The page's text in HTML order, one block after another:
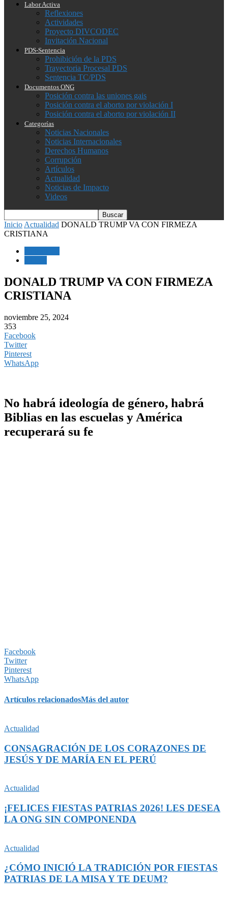
Labor Activa
Reflexiones
Actividades
Proyecto DIVCODEC
Invitación Nacional
PDS-Sentencia
Prohibición de la PDS
Trayectoria Procesal PDS
Sentencia TC/PDS
Documentos ONG
Posición contra las uniones gais
Posición contra el aborto por violación I
Posición contra el aborto por violación II
Categorías
Noticias Nacionales
Noticias Internacionales
Derechos Humanos
Corrupción
Artículos
Actualidad
Noticias de Impacto
Videos
Inicio Actualidad DONALD TRUMP VA CON FIRMEZA
CRISTIANA
DONALD TRUMP VA CON FIRMEZA
CRISTIANA
noviembre 25, 2024
353
Facebook
Twitter
Pinterest
WhatsApp
No habrá ideología de género, habrá
Biblias en las escuelas y América
recuperará su fe
Facebook
Twitter
Pinterest
WhatsApp
Artículos relacionadosMás del autor
Actualidad
CONSAGRACIÓN DE LOS CORAZONES DE
JESÚS Y DE MARÍA EN EL PERÚ
Actualidad
¡FELICES FIESTAS PATRIAS 2026! LES DESEA
LA ONG SIN COMPONENDA
Actualidad
¿CÓMO INICIÓ LA TRADICIÓN POR FIESTAS
PATRIAS DE LA MISA Y TE DEUM?